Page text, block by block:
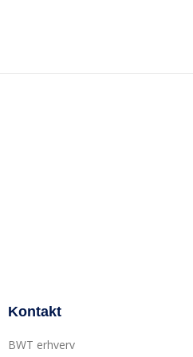
Kontakt
BWT erhverv